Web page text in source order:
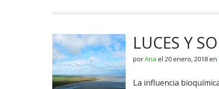
LUCES Y
porAna el 20 enero, 2018en
La influencia